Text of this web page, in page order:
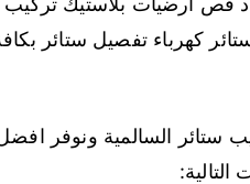
كهرباء تفصيل ستائر
السالمية ونوفر